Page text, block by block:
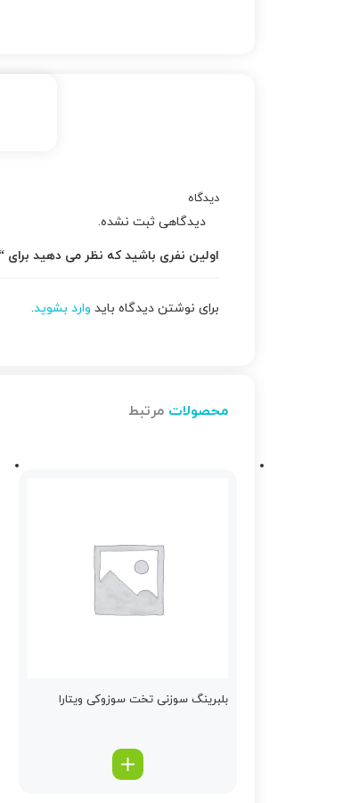
دیدگاه
دیدگاهی ثبت نشده.
اولین نفری باشید که نظر می دهید برای
برای نوشتن دیدگاه باید وارد بشوید.
محصولات مرتبط
بلبرینگ سوزنی تخت سوزوکی ویتارا